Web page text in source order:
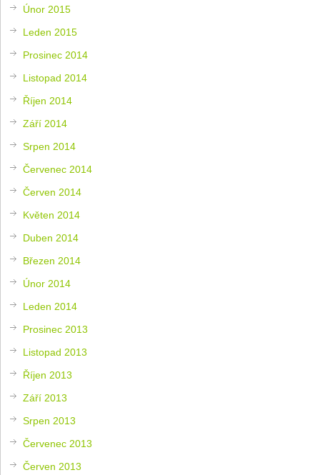
Únor 2015
Leden 2015
Prosinec 2014
Listopad 2014
Říjen 2014
Září 2014
Srpen 2014
Červenec 2014
Červen 2014
Květen 2014
Duben 2014
Březen 2014
Únor 2014
Leden 2014
Prosinec 2013
Listopad 2013
Říjen 2013
Září 2013
Srpen 2013
Červenec 2013
Červen 2013